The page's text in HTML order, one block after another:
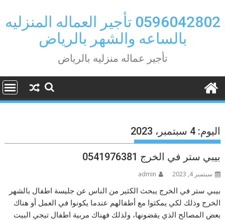
to
content
0596042802 تأجير العماله المنزليه
بالساعه والشهر بالرياض
تأجير عماله منزليه بالرياض
اليوم:4 سبتمبر، 2023
بيبي ستر في الخرج 0541976381
سبتمبر 4, 2023 admin
بيبي ستر في الخرج يبحث الكثير من الناس عن جليسة اطفال بالشهر
الخرج وذلك لكي يمكثوا مع أطفالهم عندما يكونوا في العمل أو هناك
بعض المصالح الذي يقضونها، ولذلك فهناك مربية اطفال تيجي البيت